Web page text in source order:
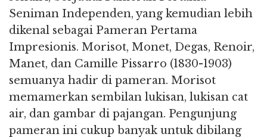
Seniman Independen, yang kemudian lebih
dikenal sebagai Pameran Pertama
Impresionis. Morisot, Monet, Degas, Renoir,
Manet, dan Camille Pissarro (1830-1903)
semuanya hadir di pameran. Morisot
memamerkan sembilan lukisan, lukisan cat
air, dan gambar di pajangan. Pengunjung
pameran ini cukup banyak untuk dibilang